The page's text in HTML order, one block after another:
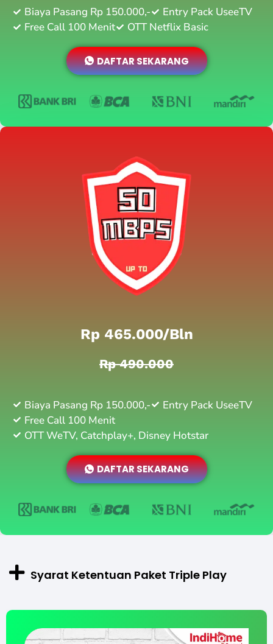
Biaya Pasang Rp 150.000,-
Entry Pack UseeTV
Free Call 100 Menit
OTT Netflix Basic
DAFTAR SEKARANG
Rp 465.000/bln
Rp 490.000
Biaya Pasang Rp 150.000,-
Entry Pack UseeTV
Free Call 100 Menit
OTT WeTV, Catchplay+, Disney Hotstar
DAFTAR SEKARANG
Syarat Ketentuan Paket Triple Play